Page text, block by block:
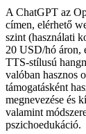
A ChatGPT az
címen, elérhető
szint (használati
20 USD/hó áron,
TTS-stílusú
valóban hasznos
támogatásként
megnevezése és
valamint
pszichoedukáció.